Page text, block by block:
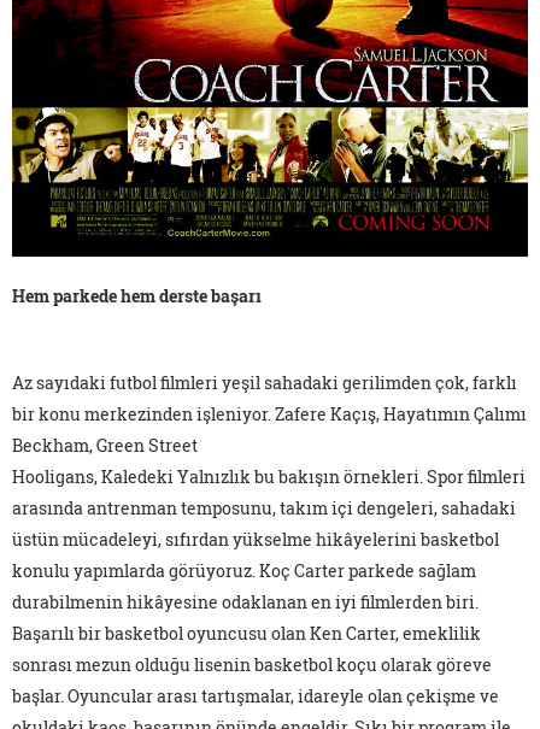
Hem parkede hem derste başarı
Az sayıdaki futbol filmleri yeşil sahadaki gerilimden çok, farklı
bir konu merkezinden işleniyor. Zafere Kaçış, Hayatımın Çalımı
Beckham, Green Street
Hooligans, Kaledeki Yalnızlık bu bakışın örnekleri. Spor filmleri
arasında antrenman temposunu, takım içi dengeleri, sahadaki
üstün mücadeleyi, sıfırdan yükselme hikâyelerini basketbol
konulu yapımlarda görüyoruz. Koç Carter parkede sağlam
durabilmenin hikâyesine odaklanan en iyi filmlerden biri.
Başarılı bir basketbol oyuncusu olan Ken Carter, emeklilik
sonrası mezun olduğu lisenin basketbol koçu olarak göreve
başlar. Oyuncular arası tartışmalar, idareyle olan çekişme ve